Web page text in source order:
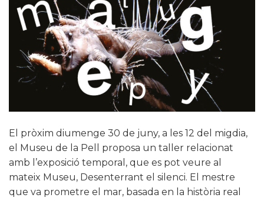
El pròxim diumenge 30 de juny, a les 12 del migdia,
el Museu de la Pell proposa un taller relacionat
amb l’exposició temporal, que es pot veure al
mateix Museu, Desenterrant el silenci. El mestre
que va prometre el mar, basada en la història real